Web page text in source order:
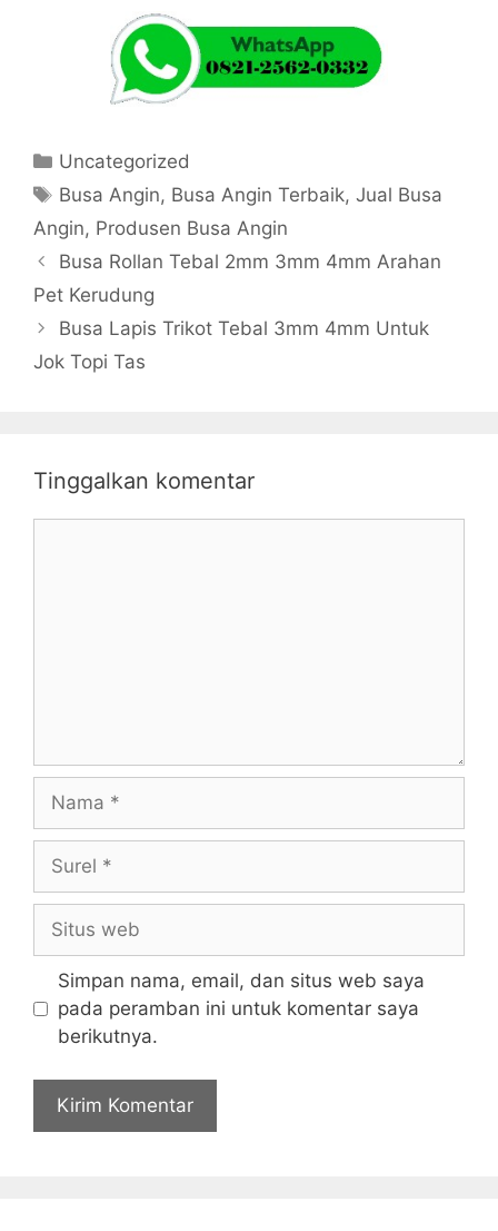
Kategori
Uncategorized
Tag
Busa Angin, Busa Angin Terbaik,Jual Busa
Angin, Produsen Busa Angin
Busa Rollan Tebal 2mm 3mm 4mm Arahan
Pet Kerudung
Busa Lapis Trikot Tebal 3mm 4mm Untuk
Jok Topi Tas
Tinggalkan komentar
Nama
Surel
Situs
web
Simpan nama, email, dan situs web saya
pada peramban ini untuk komentar saya
berikutnya.